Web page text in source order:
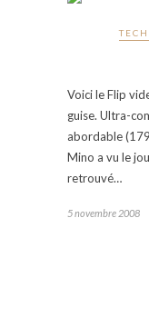
Voici le Flip
guise. Ultra-
abordable
Mino a vu le
retrouvé…
5 novembre 2008